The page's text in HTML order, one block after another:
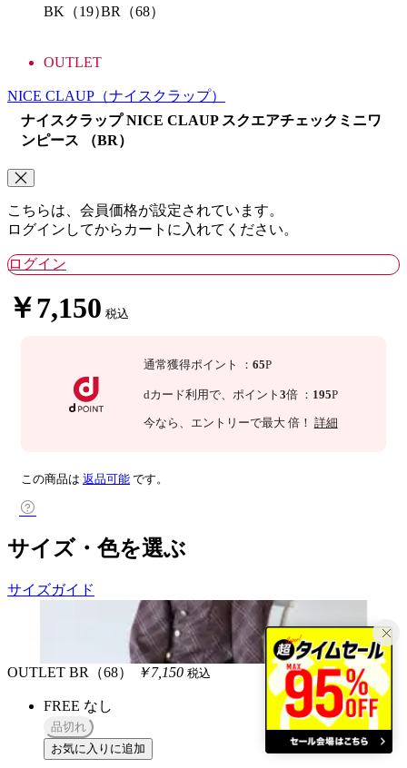
BK（19）BR（68）
OUTLET
NICE CLAUP （ナイスクラップ）
ナイスクラップ NICE CLAUP スクエアチェックミニワ
ンピース （BR）
こちらは、会員価格が設定されています。
ログインしてからカートに入れてください。
ログイン
￥7,150 税込
通常獲得ポイント ： 65P
dカード利用で、 ポイント 3倍 ： 195P
今なら 、エントリーで最大 倍！ 詳細
この商品は 返品可能 です。
サイズ・色を選ぶ
サイズガイド
OUTLET BR（68） ￥7,150 税込
FREE なし
品切れ
お気に入りに追加